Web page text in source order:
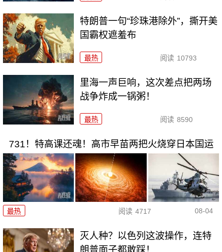
特朗普一句“珍珠港除外”，撕开美
国霸权遮羞布
最热 阅读 10793
里海一声巨响，这次差点把两场
战争炸成一锅粥！
最热 阅读 8590
731！特高课还魂！高市早苗两把火烧穿日本国运
最热 阅读 4717 08-04
灭人种？以色列这波操作，连特
朗普面子都敢踩！